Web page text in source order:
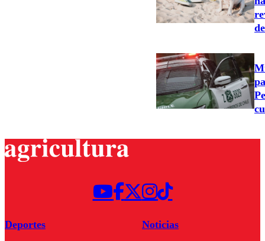
Deportes
Noticias